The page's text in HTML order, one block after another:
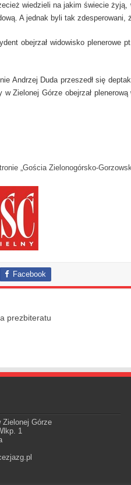
wiedzieli na jakim świecie
A jednak byli tak
obejrzał widowisko plenerowe
Andrzej Duda przeszedł się
w Zielonej Górze obejrzał
„Gościa Zielonogórsko-
Facebook
prezbiteratu
Zielonej Górze
1